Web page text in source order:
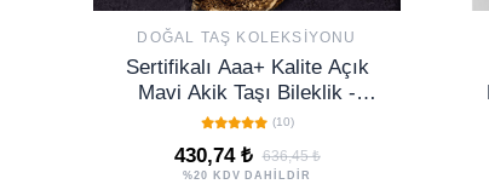
DOĞAL TAŞ KOLEKSIYONU
Sertifikalı Aaa+ Kalite Açık
Mavi Akik Taşı Bileklik -
Gümüş Aparatlı
(10)
430,74 ₺ 636,45 ₺
%20 KDV DAHİLDİR